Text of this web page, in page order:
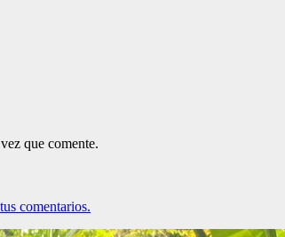
que comente.
comentarios.